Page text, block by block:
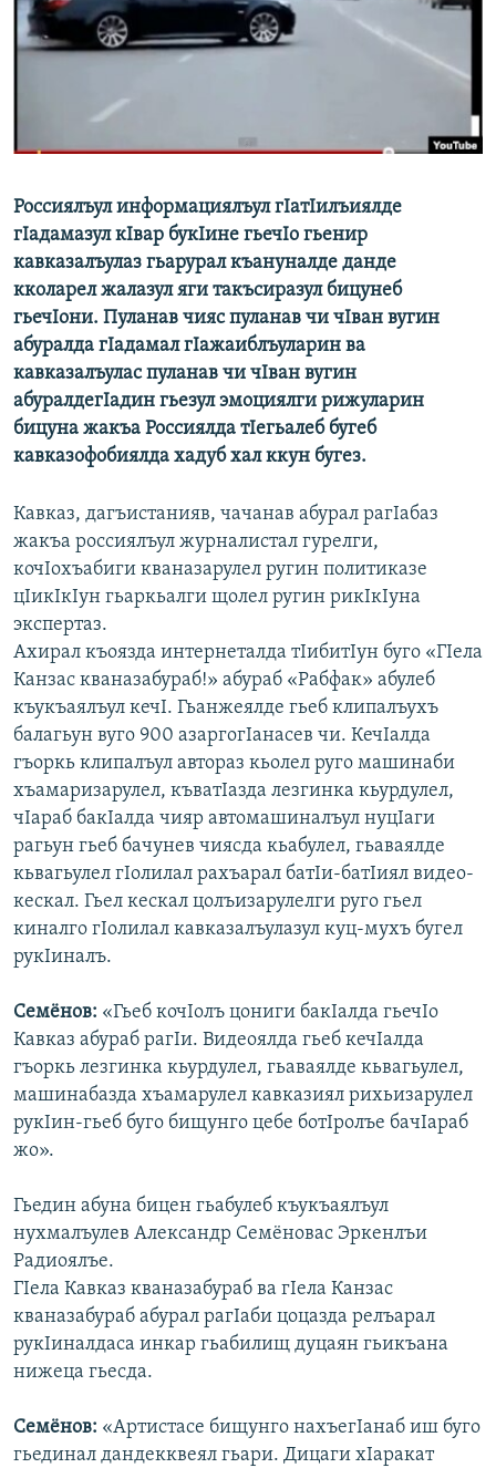
РАСПИСАНИЕ ВЕЩАНИЯ
ПОДПИШИТЕСЬ НА РАССЫЛКУ
СОЦИАЛЬНЫЕ СЕТИ
Все сайты РСЕ/РС
Россиялъул информациялъул гIатIилъиялде
гIадамазул кIвар букIине гьечIо гьенир
кавказалъулаз гьарурал къануналде данде
кколарел жалазул яги такъсиразул бицунеб
гьечIони. Пуланав чияс пуланав чи чIван вугин
абуралда гIадамал гIажаиблъуларин ва
кавказалъулас пуланав чи чIван вугин
абуралдегIадин гьезул эмоциялги рижуларин
бицуна жакъа Россиялда тIегьалеб бугеб
кавказофобиялда хадуб хал ккун бугез.
Кавказ, дагъистанияв, чачанав абурал рагIабаз
жакъа россиялъул журналистал гурелги,
кочIохъабиги кваназарулел ругин политиказе
цIикIкIун гьаркьалги щолел ругин рикIкIуна
экспертаз.
Ахирал къоязда интернеталда тIибитIун буго «ГIела
Канзас кваназабураб!» абураб «Рабфак» абулеб
къукъаялъул кечI. Гьанжеялде гьеб клипалъухъ
балагьун вуго 900 азаргогIанасев чи. КечIалда
гъоркь клипалъул автораз кьолел руго машинаби
хъамаризарулел, къватIазда лезгинка кьурдулел,
чIараб бакIалда чияр автомашиналъул нуцIаги
рагьун гьеб бачунев чиясда кьабулел, гьаваялде
кьвагьулел гIолилал рахъарал батIи-батIиял видео-
кескал. Гьел кескал цолъизарулелги руго гьел
киналго гIолилал кавказалъулазул куц-мухъ бугел
рукIиналъ.
Семёнов: «Гьеб кочIолъ цониги бакIалда гьечIо
Кавказ абураб рагIи. Видеоялда гьеб кечIалда
гъоркь лезгинка кьурдулел, гьаваялде кьвагьулел,
машинабазда хъамарулел кавказиял рихьизарулел
рукIин-гьеб буго бищунго цебе ботIролъе бачIараб
жо».
Гьедин абуна бицен гьабулеб къукъаялъул
нухмалъулев Александр Семёновас Эркенлъи
Радиоялъе.
ГIела Кавказ кваназабураб ва гIела Канзас
кваназабураб абурал рагIаби цоцазда релъарал
рукIиналдаса инкар гьабилищ дуцаян гьикъана
нижеца гьесда.
Семёнов: «Артистасе бищунго нахъегIанаб иш буго
гьединал дандекквеял гьари. Дицаги хIаракат